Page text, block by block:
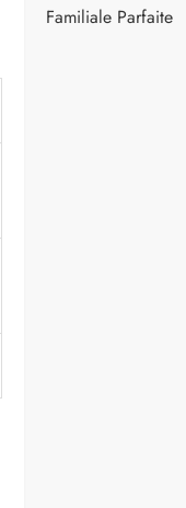
Familiale Parfaite